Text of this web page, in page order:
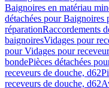
Baignoires en matériau
détachées pour Baignoires
réparationRaccordements
baignoiresVidages pour
pour Vidages pour
bondePièces détachées
receveurs de douche, d62
receveurs de douche, d62